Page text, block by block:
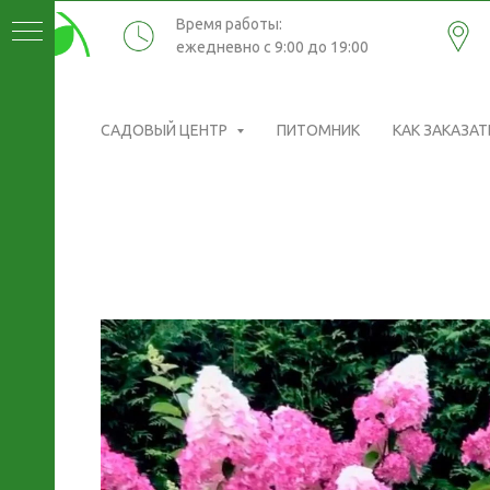
Время работы:
ежедневно с 9:00 до 19:00
САДОВЫЙ ЦЕНТР ПИТОМНИК КАК